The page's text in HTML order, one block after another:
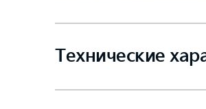
Технические